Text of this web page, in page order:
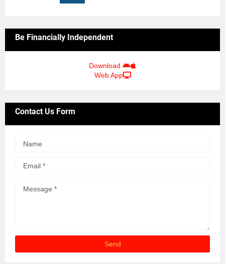
Be Financially Independent
Download
Web App
Contact Us Form